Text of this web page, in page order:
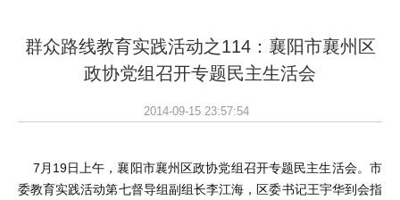
群众路线教育实践活动之114：襄阳市襄州区
政协党组召开专题民主生活会
2014-09-15 23:57:54
7月19日上午，襄阳市襄州区政协党组召开专题民主生活会。市
委教育实践活动第七督导组副组长李江海，区委书记王宇华到会指